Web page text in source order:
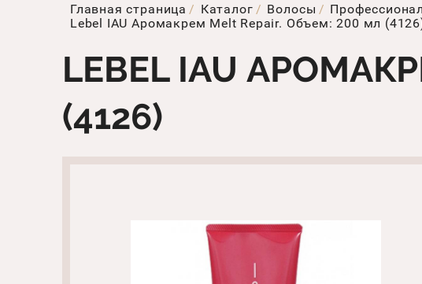
Главная страница Каталог Волосы
Lebel IAU Аромакрем Melt Repair. Объем: 200 мл
LEBEL IAU
(4126)